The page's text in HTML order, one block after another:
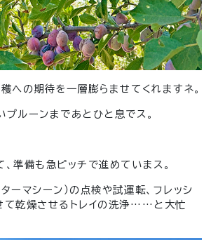
への期待を一層膨らませてくれますネ。
プルーンまであとひと息でス。
準備も急ピッチで進めていまス。
ーマシーン）の点検や試運転、フレッシ
て乾燥させるトレイの洗浄……と大忙